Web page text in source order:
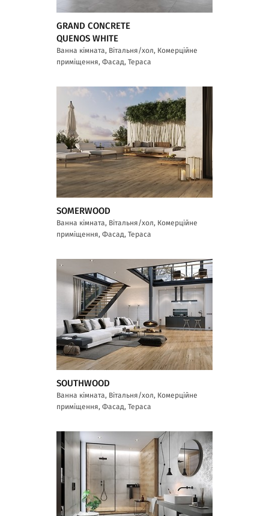
GRAND CONCRETE
QUENOS WHITE
Ванна кімната, Вітальня/хол, Комерційне
приміщення, Фасад, Тераса
SOMERWOOD
Ванна кімната, Вітальня/хол, Комерційне
приміщення, Фасад, Тераса
SOUTHWOOD
Ванна кімната, Вітальня/хол, Комерційне
приміщення, Фасад, Тераса